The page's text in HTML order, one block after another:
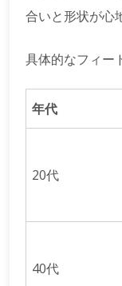
合いと形状が心
具体的なフィー
年代
20代
40代